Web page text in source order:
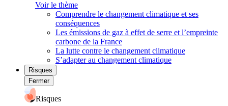
Voir le thème
Comprendre le changement climatique et ses
conséquences
Les émissions de gaz à effet de serre et l’empreinte
carbone de la France
La lutte contre le changement climatique
S’adapter au changement climatique
Risques
Fermer
Risques